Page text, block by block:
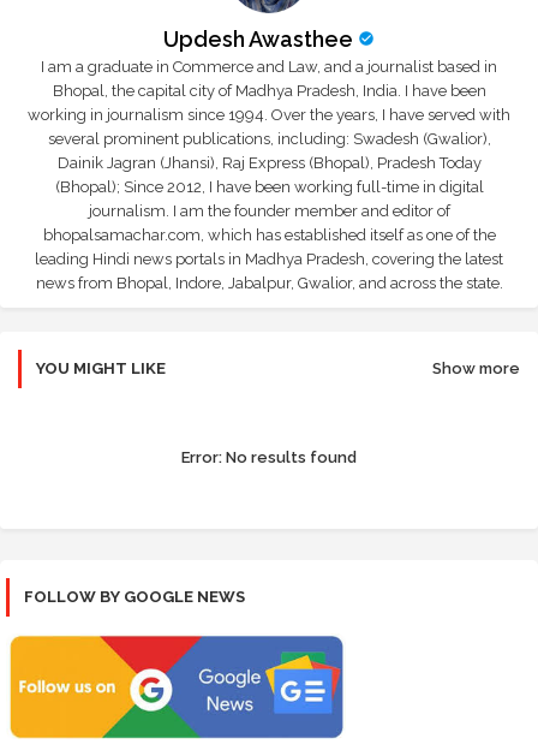
Updesh Awasthee
I am a graduate in Commerce and Law, and a journalist based in
Bhopal, the capital city of Madhya Pradesh, India. I have been
working in journalism since 1994. Over the years, I have served with
several prominent publications, including: Swadesh (Gwalior),
Dainik Jagran (Jhansi), Raj Express (Bhopal), Pradesh Today
(Bhopal); Since 2012, I have been working full-time in digital
journalism. I am the founder member and editor of
bhopalsamachar.com, which has established itself as one of the
leading Hindi news portals in Madhya Pradesh, covering the latest
news from Bhopal, Indore, Jabalpur, Gwalior, and across the state.
YOU MIGHT LIKE Show more
Error: No results found
FOLLOW BY GOOGLE NEWS